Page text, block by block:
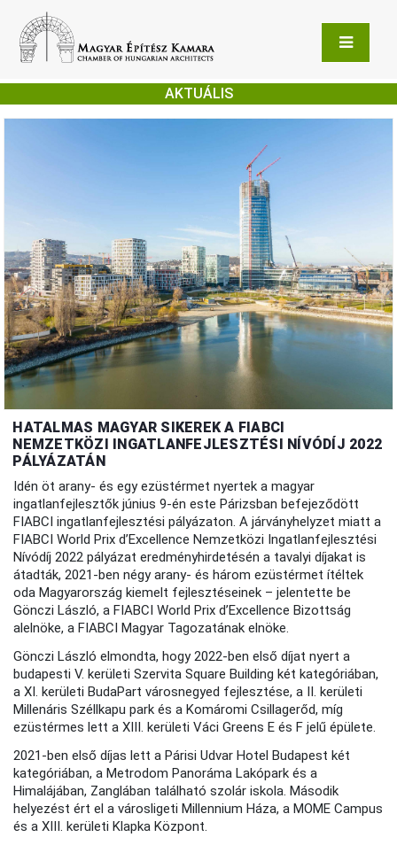
AKTUÁLIS
HATALMAS MAGYAR SIKEREK A FIABCI
NEMZETKÖZI INGATLANFEJLESZTÉSI NÍVÓDÍJ 2022
PÁLYÁZATÁN
Idén öt arany- és egy ezüstérmet nyertek a magyar
ingatlanfejlesztők június 9-én este Párizsban befejeződött
FIABCI ingatlanfejlesztési pályázaton. A járványhelyzet miatt a
FIABCI World Prix d’Excellence Nemzetközi Ingatlanfejlesztési
Nívódíj 2022 pályázat eredményhirdetésén a tavalyi díjakat is
átadták, 2021-ben négy arany- és három ezüstérmet ítéltek
oda Magyarország kiemelt fejlesztéseinek – jelentette be
Gönczi László, a FIABCI World Prix d’Excellence Bizottság
alelnöke, a FIABCI Magyar Tagozatának elnöke.
Gönczi László elmondta, hogy 2022-ben első díjat nyert a
budapesti V. kerületi Szervita Square Building két kategóriában,
a XI. kerületi BudaPart városnegyed fejlesztése, a II. kerületi
Millenáris Széllkapu park és a Komáromi Csillagerőd, míg
ezüstérmes lett a XIII. kerületi Váci Greens E és F jelű épülete.
2021-ben első díjas lett a Párisi Udvar Hotel Budapest két
kategóriában, a Metrodom Panoráma Lakópark és a
Himalájában, Zanglában található szolár iskola. Második
helyezést ért el a városligeti Millennium Háza, a MOME Campus
és a XIII. kerületi Klapka Központ.